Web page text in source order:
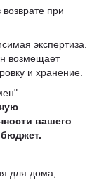
при
экспертиза.
возмещает
и хранение.
"
вашего
бюджет.
для дома,